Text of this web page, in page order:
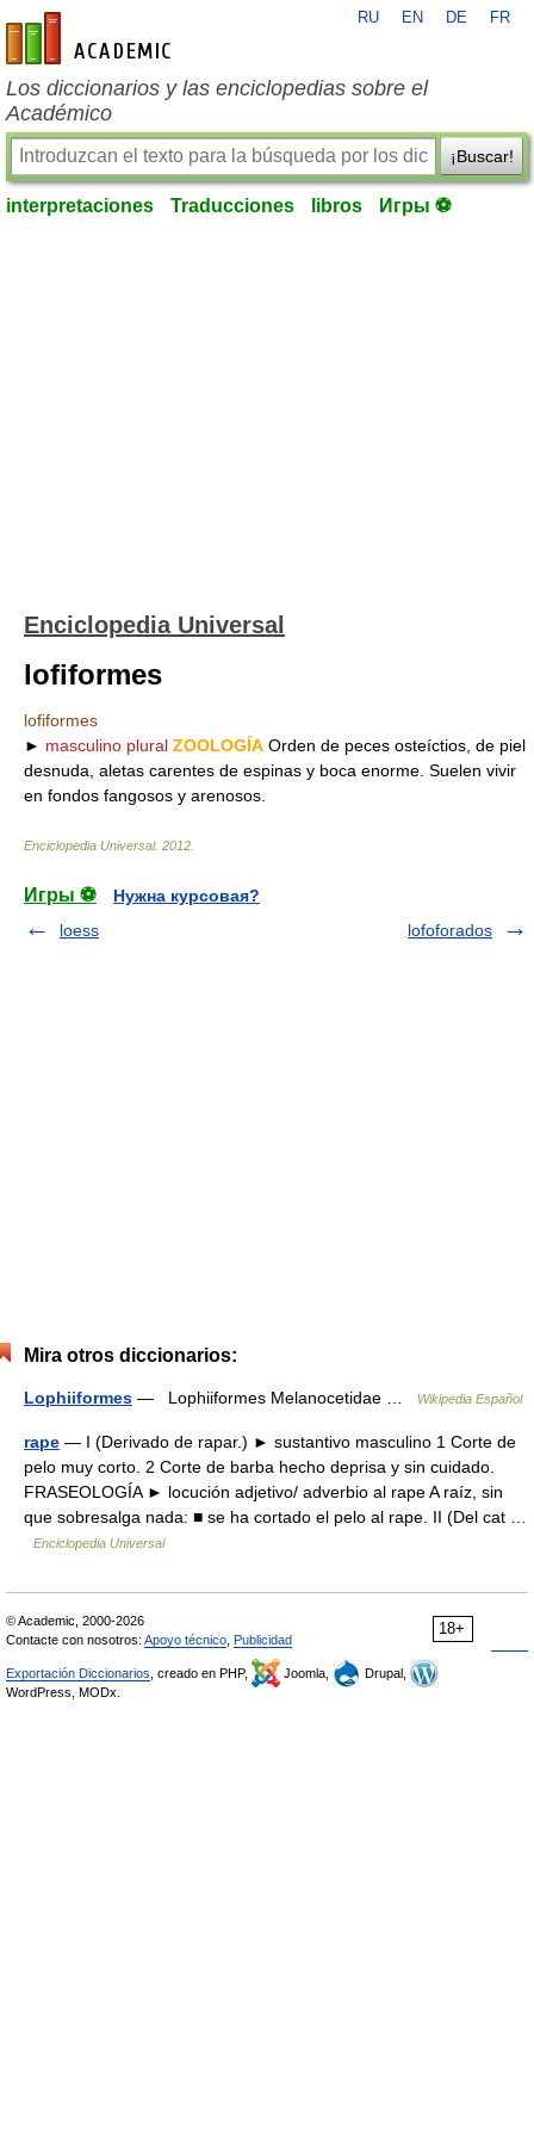
es-academic.com
RU EN DE FR
Los diccionarios y las enciclopedias sobre el
Académico
¡Buscar!
interpretaciones Traducciones libros Игры ⚽
Enciclopedia Universal
lofiformes
lofiformes
► masculino plural ZOOLOGÍA Orden de peces osteíctios, de piel
desnuda, aletas carentes de espinas y boca enorme. Suelen vivir
en fondos fangosos y arenosos.
Enciclopedia Universal. 2012
Игры ⚽
Нужна курсовая?
loess
lofoforados
Mira otros diccionarios:
Lophiiformes — Lophiiformes Melanocetidae … Wikipedia Español
rape — I (Derivado de rapar.) ► sustantivo masculino 1 Corte de
pelo muy corto. 2 Corte de barba hecho deprisa y sin cuidado.
FRASEOLOGÍA ► locución adjetivo/ adverbio al rape A raíz, sin
que sobresalga nada: ■ se ha cortado el pelo al rape. II (Del cat …
Enciclopedia Universal
18+
© Academic, 2000-2026
Contacte con nosotros: Apoyo técnico Publicidad
Exportación Diccionarios , creado en PHP, Joomla,
Drupal,
WordPress, MODx.